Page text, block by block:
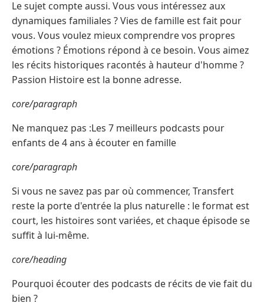
Le sujet compte aussi. Vous vous intéressez aux
dynamiques familiales ? Vies de famille est fait pour
vous. Vous voulez mieux comprendre vos propres
émotions ? Émotions répond à ce besoin. Vous aimez
les récits historiques racontés à hauteur d'homme ?
Passion Histoire est la bonne adresse.
core/paragraph
Ne manquez pas :Les 7 meilleurs podcasts pour
enfants de 4 ans à écouter en famille
core/paragraph
Si vous ne savez pas par où commencer, Transfert
reste la porte d'entrée la plus naturelle : le format est
court, les histoires sont variées, et chaque épisode se
suffit à lui-même.
core/heading
Pourquoi écouter des podcasts de récits de vie fait du
bien ?